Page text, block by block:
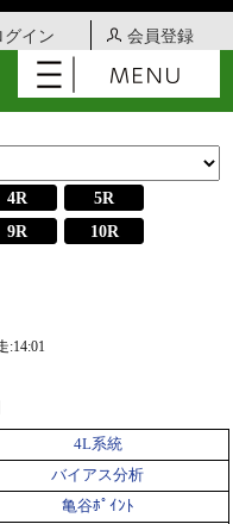
グイン 会員登録
4R
5R
9R
10R
:14:01
4L系統
バイアス分析
亀谷ﾎﾟｲﾝﾄ